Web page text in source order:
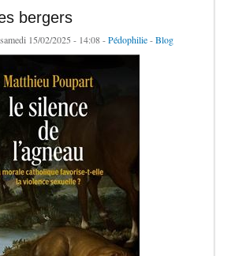
bergers
15/02/2025 - 14:08 -Pédophilie-Blog